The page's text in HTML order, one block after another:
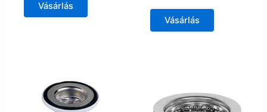
Vásárlás
Vásárlás